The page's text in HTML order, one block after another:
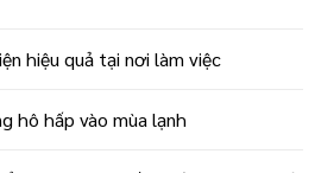
hiệu quả tại nơi làm việc
hô hấp vào mùa lạnh